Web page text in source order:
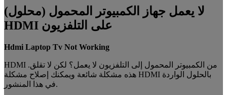
(محلول) لا يعمل جهاز الكمبيوتر المحمول
HDMI على التلفزيون
Hdmi Laptop Tv Not Working
HDMI من الكمبيوتر المحمول إلى التلفزيون لا يعمل؟ لكن لا تقلق.
هذه مشكلة شائعة ويمكنك إصلاح مشكلة HDMI بالحلول الواردة
في هذا المنشور.